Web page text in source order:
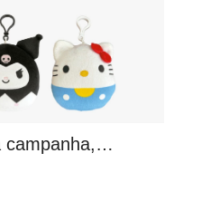
campanha,…